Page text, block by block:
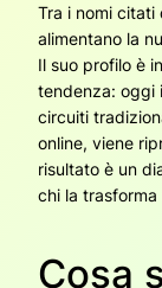
Tra i nomi
alimentano la
Il suo profilo è
tendenza: oggi
circuiti
online, viene
risultato è un
chi la trasforma
Cosa